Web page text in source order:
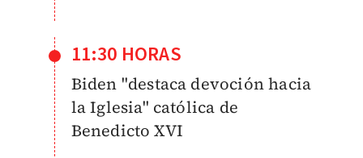
11:30 HORAS
Biden "destaca devoción hacia
la Iglesia" católica de
Benedicto XVI